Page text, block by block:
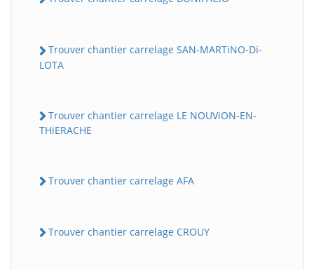
Trouver chantier carrelage SAN-MARTiNO-Di-
LOTA
Trouver chantier carrelage LE NOUViON-EN-
THiERACHE
Trouver chantier carrelage AFA
Trouver chantier carrelage CROUY